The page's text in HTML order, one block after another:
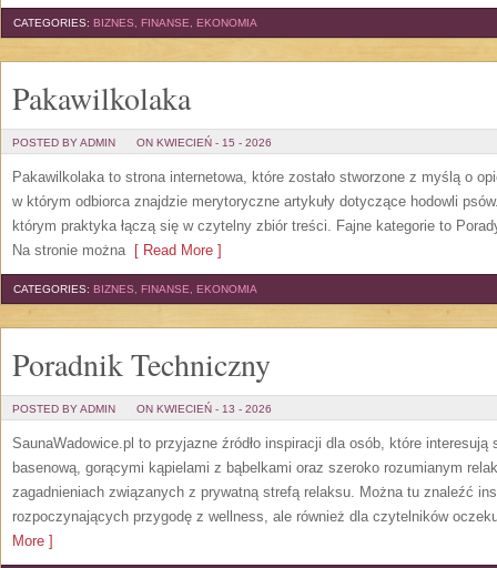
CATEGORIES: BIZNES, FINANSE, EKONOMIA
Pakawilkolaka
POSTED BY ADMIN ON KWIECIEŃ - 15 - 2026
Pakawilkolaka to strona internetowa, które zostało stworzone z myślą o
w którym odbiorca znajdzie merytoryczne artykuły dotyczące hodowli
którym praktyka łączą się w czytelny zbiór treści. Fajne kategorie to
Na stronie można[ Read More ]
CATEGORIES: BIZNES, FINANSE, EKONOMIA
Poradnik Techniczny
POSTED BY ADMIN ON KWIECIEŃ - 13 - 2026
SaunaWadowice.pl to przyjazne źródło inspiracji dla osób, które
basenową, gorącymi kąpielami z bąbelkami oraz szeroko rozumianym
zagadnieniach związanych z prywatną strefą relaksu. Można tu znaleźć
rozpoczynających przygodę z wellness, ale również dla czytelników
More ]